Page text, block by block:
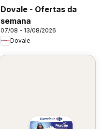
Dovale - Ofertas da
semana
07/08 - 13/08/2026
Dovale